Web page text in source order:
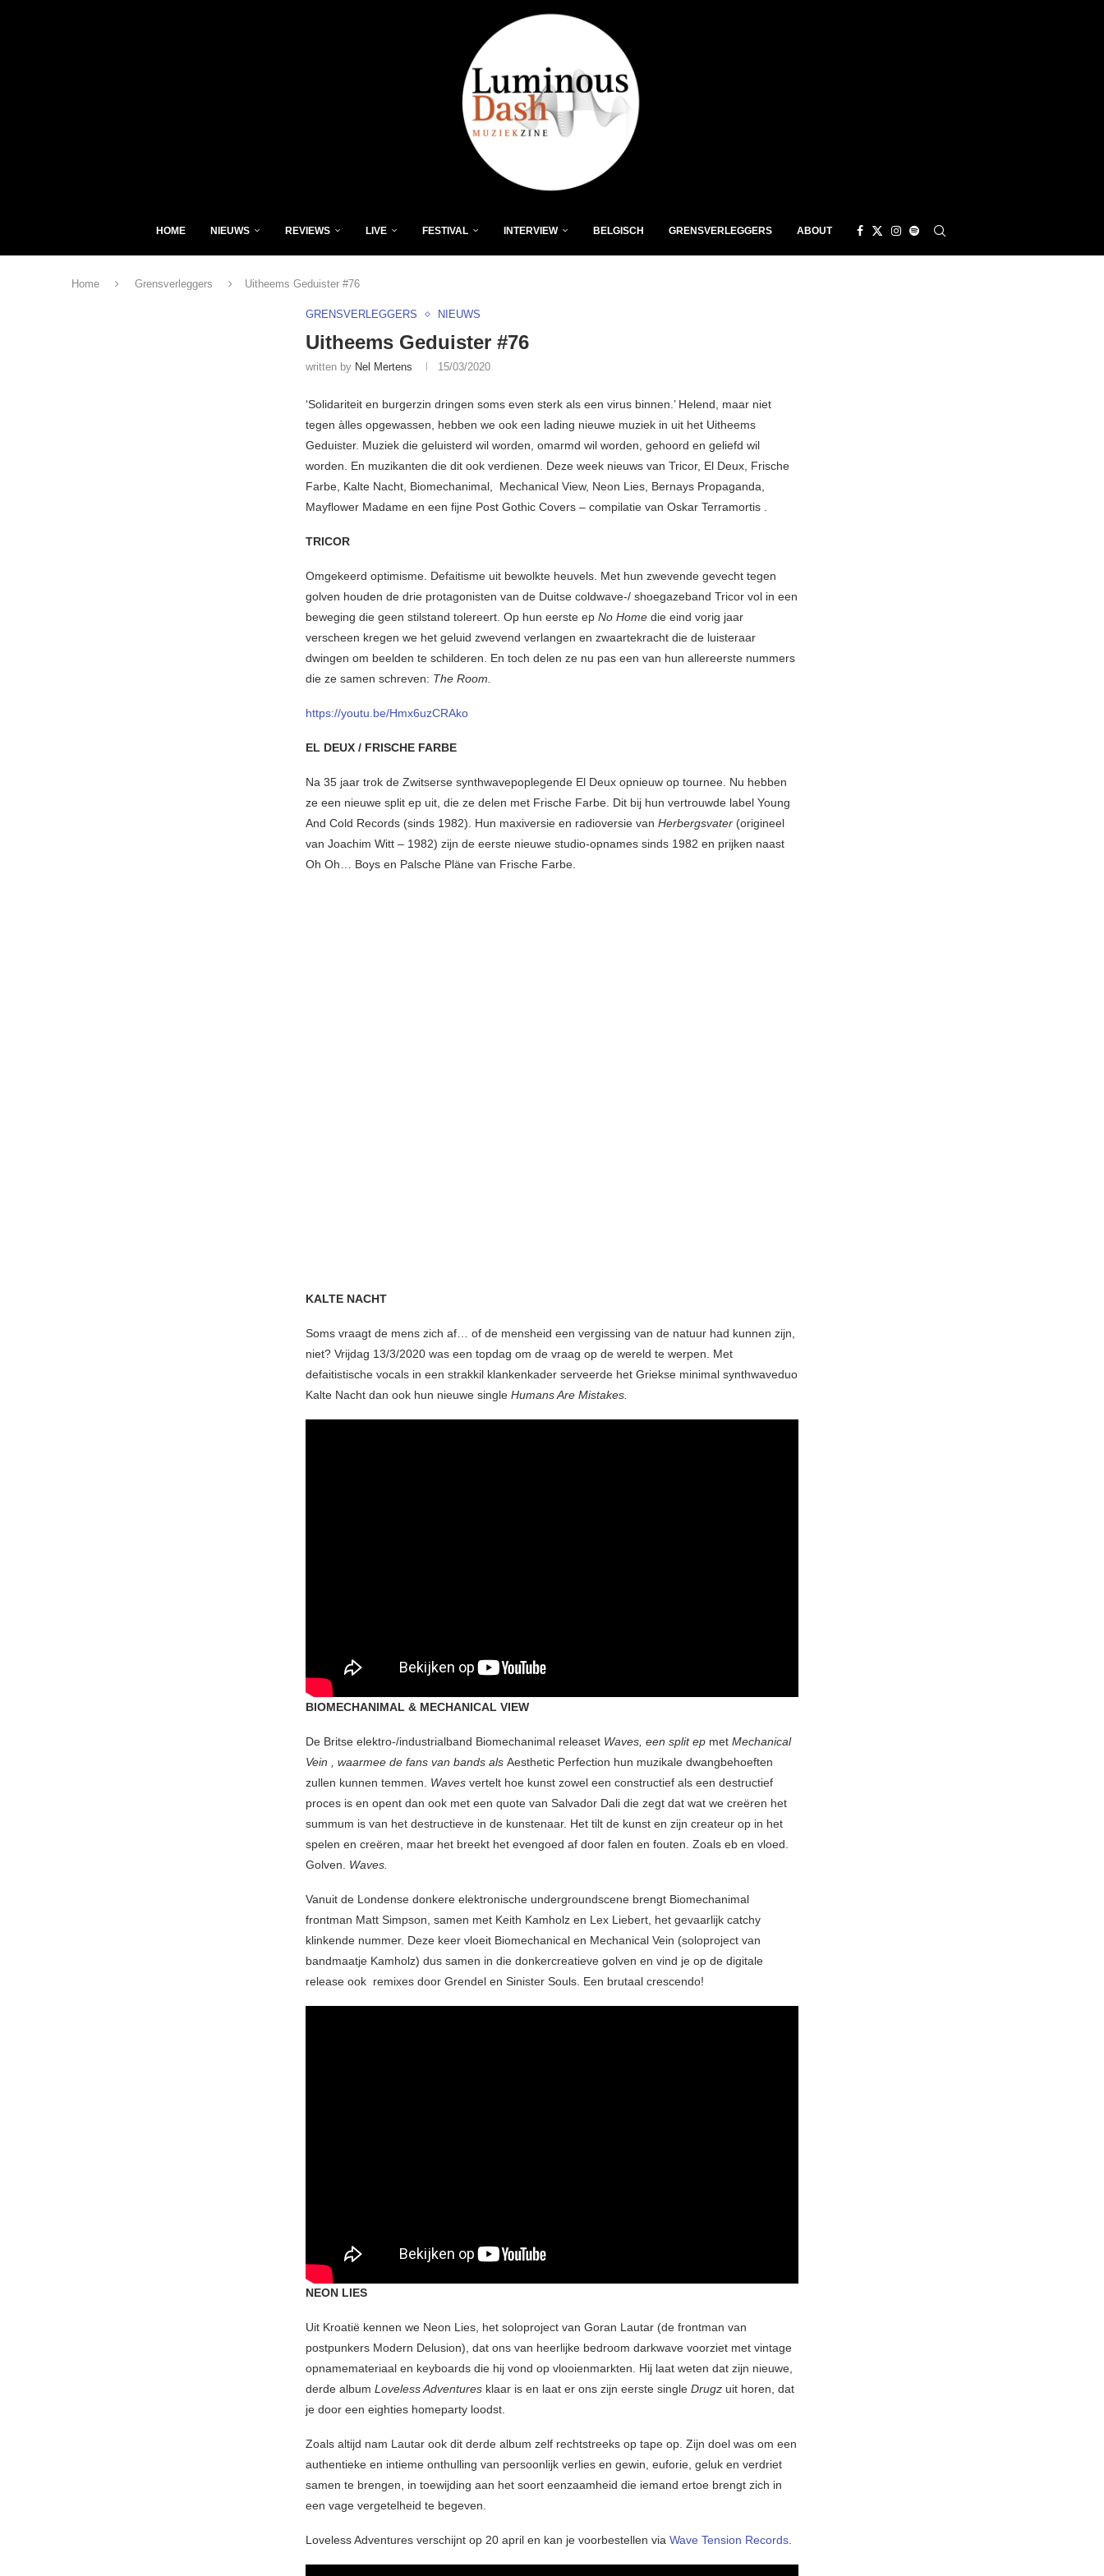
HOME NIEUWS REVIEWS LIVE FESTIVAL INTERVIEW BELGISCH GRENSVERLEGGERS ABOUT
Home Grensverleggers Uitheems Geduister #76
GRENSVERLEGGERS NIEUWS
Uitheems Geduister #76
written by Nel Mertens 15/03/2020
‘Solidariteit en burgerzin dringen soms even sterk als een virus binnen.’ Helend, maar niet
tegen àlles opgewassen, hebben we ook een lading nieuwe muziek in uit het Uitheems
Geduister. Muziek die geluisterd wil worden, omarmd wil worden, gehoord en geliefd wil
worden. En muzikanten die dit ook verdienen. Deze week nieuws van Tricor, El Deux, Frische
Farbe, Kalte Nacht, Biomechanimal, Mechanical View, Neon Lies, Bernays Propaganda,
Mayflower Madame en een fijne Post Gothic Covers – compilatie van Oskar Terramortis .
TRICOR
Omgekeerd optimisme. Defaitisme uit bewolkte heuvels. Met hun zwevende gevecht tegen
golven houden de drie protagonisten van de Duitse coldwave-/ shoegazeband Tricor vol in een
beweging die geen stilstand tolereert. Op hun eerste ep No Home die eind vorig jaar
verscheen kregen we het geluid zwevend verlangen en zwaartekracht die de luisteraar
dwingen om beelden te schilderen. En toch delen ze nu pas een van hun allereerste nummers
die ze samen schreven: The Room.
https://youtu.be/Hmx6uzCRAko
EL DEUX / FRISCHE FARBE
Na 35 jaar trok de Zwitserse synthwavepoplegende El Deux opnieuw op tournee. Nu hebben
ze een nieuwe split ep uit, die ze delen met Frische Farbe. Dit bij hun vertrouwde label Young
And Cold Records (sinds 1982). Hun maxiversie en radioversie van Herbergsvater (origineel
van Joachim Witt – 1982) zijn de eerste nieuwe studio-opnames sinds 1982 en prijken naast
Oh Oh… Boys en Palsche Pläne van Frische Farbe.
KALTE NACHT
Soms vraagt de mens zich af… of de mensheid een vergissing van de natuur had kunnen zijn,
niet? Vrijdag 13/3/2020 was een topdag om de vraag op de wereld te werpen. Met
defaitistische vocals in een strakkil klankenkader serveerde het Griekse minimal synthwaveduo
Kalte Nacht dan ook hun nieuwe single Humans Are Mistakes.
BIOMECHANIMAL & MECHANICAL VIEW
De Britse elektro-/industrialband Biomechanimal releaset Waves, een split ep met Mechanical
Vein , waarmee de fans van bands als Aesthetic Perfection hun muzikale dwangbehoeften
zullen kunnen temmen. Waves vertelt hoe kunst zowel een constructief als een destructief
proces is en opent dan ook met een quote van Salvador Dali die zegt dat wat we creëren het
summum is van het destructieve in de kunstenaar. Het tilt de kunst en zijn createur op in het
spelen en creëren, maar het breekt het evengoed af door falen en fouten. Zoals eb en vloed.
Golven. Waves.
Vanuit de Londense donkere elektronische undergroundscene brengt Biomechanimal
frontman Matt Simpson, samen met Keith Kamholz en Lex Liebert, het gevaarlijk catchy
klinkende nummer. Deze keer vloeit Biomechanical en Mechanical Vein (soloproject van
bandmaatje Kamholz) dus samen in die donkercreatieve golven en vind je op de digitale
release ook remixes door Grendel en Sinister Souls. Een brutaal crescendo!
NEON LIES
Uit Kroatië kennen we Neon Lies, het soloproject van Goran Lautar (de frontman van
postpunkers Modern Delusion), dat ons van heerlijke bedroom darkwave voorziet met vintage
opnamemateriaal en keyboards die hij vond op vlooienmarkten. Hij laat weten dat zijn nieuwe,
derde album Loveless Adventures klaar is en laat er ons zijn eerste single Drugz uit horen, dat
je door een eighties homeparty loodst.
Zoals altijd nam Lautar ook dit derde album zelf rechtstreeks op tape op. Zijn doel was om een
​​authentieke en intieme onthulling van persoonlijk verlies en gewin, euforie, geluk en verdriet
samen te brengen, in toewijding aan het soort eenzaamheid die iemand ertoe brengt zich in
een vage vergetelheid te begeven.
Loveless Adventures verschijnt op 20 april en kan je voorbestellen via Wave Tension Records.